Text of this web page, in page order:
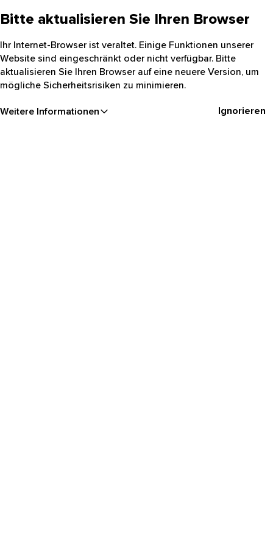
Bitte aktualisieren Sie Ihren Browser
Ihr Internet-Browser ist veraltet. Einige Funktionen unserer
Website sind eingeschränkt oder nicht verfügbar. Bitte
aktualisieren Sie Ihren Browser auf eine neuere Version, um
mögliche Sicherheitsrisiken zu minimieren.
Weitere Informationen Ignorieren